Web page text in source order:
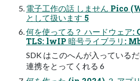
電子工作の話 しません Pico
として扱います 5
何を使ってる？ ハードウェア
TLS: lwIP 暗号ライブラリ:
SDK はこのへんが入っている
連携をとってくれる 6